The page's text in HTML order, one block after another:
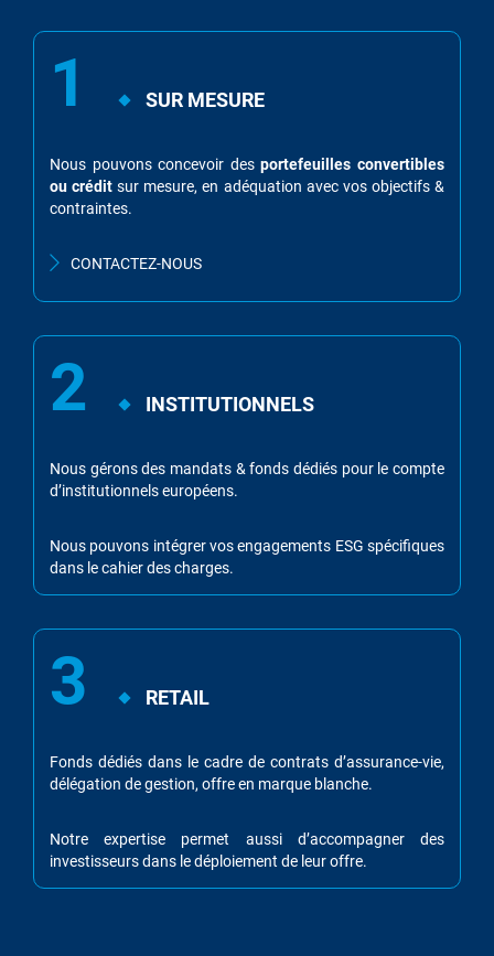
1 SUR MESURE
Nous pouvons concevoir desportefeuilles convertibles
ou crédit sur mesure, en adéquation avec vos objectifs &
contraintes.
CONTACTEZ-NOUS
2 INSTITUTIONNELS
Nous gérons des mandats & fonds dédiés pour le compte
d’institutionnels européens.
Nous pouvons intégrer vos engagements ESG spécifiques
dans le cahier des charges.
3 RETAIL
Fonds dédiés dans le cadre de contrats d’assurance-vie,
délégation de gestion, offre en marque blanche.
Notre expertise permet aussi d’accompagner des
investisseurs dans le déploiement de leur offre.